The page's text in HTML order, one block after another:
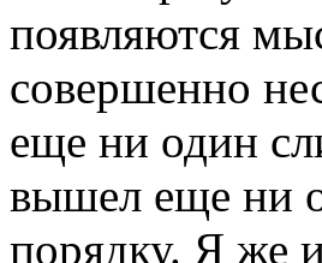
появляются
совершенно
еще ни один
вышел еще ни
порядку. Я же